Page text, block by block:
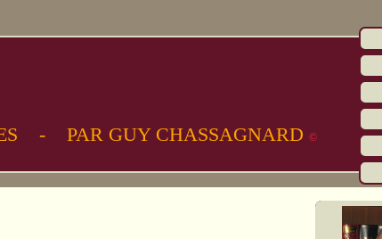
- PAR GUY CHASSAGNARD©